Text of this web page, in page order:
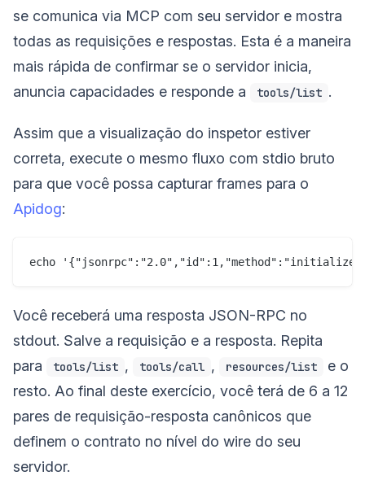
se comunica via MCP com seu servidor e mostra
todas as requisições e respostas. Esta é a maneira
mais rápida de confirmar se o servidor inicia,
anuncia capacidades e responde a
tools/list .
Assim que a visualização do inspetor estiver
correta, execute o mesmo fluxo com stdio bruto
para que você possa capturar frames para o
Apidog:
Você receberá uma resposta JSON-RPC no
stdout. Salve a requisição e a resposta. Repita
para
tools/list , tools/call , resources/list
e o
resto. Ao final deste exercício, você terá de 6 a 12
pares de requisição-resposta canônicos que
definem o contrato no nível do wire do seu
servidor.